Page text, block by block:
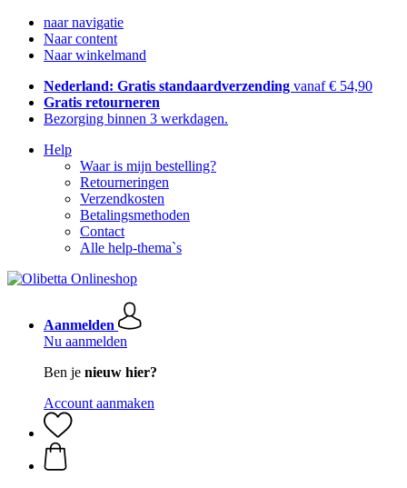
naar navigatie
Naar content
Naar winkelmand
Nederland: Gratis standaardverzending vanaf € 54,90
Gratis retourneren
Bezorging binnen 3 werkdagen.
Help
Waar is mijn bestelling?
Retourneringen
Verzendkosten
Betalingsmethoden
Contact
Alle help-thema`s
Aanmelden
Nu aanmelden
Ben je nieuw hier?
Account aanmaken